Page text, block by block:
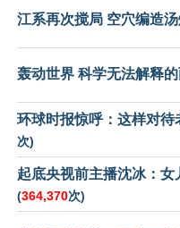
江系再次搅局 空穴编造汤
轰动世界 科学无法解释
环球时报惊呼：这样对待
次)
起底央视前主播沈冰：女
(364,370次)